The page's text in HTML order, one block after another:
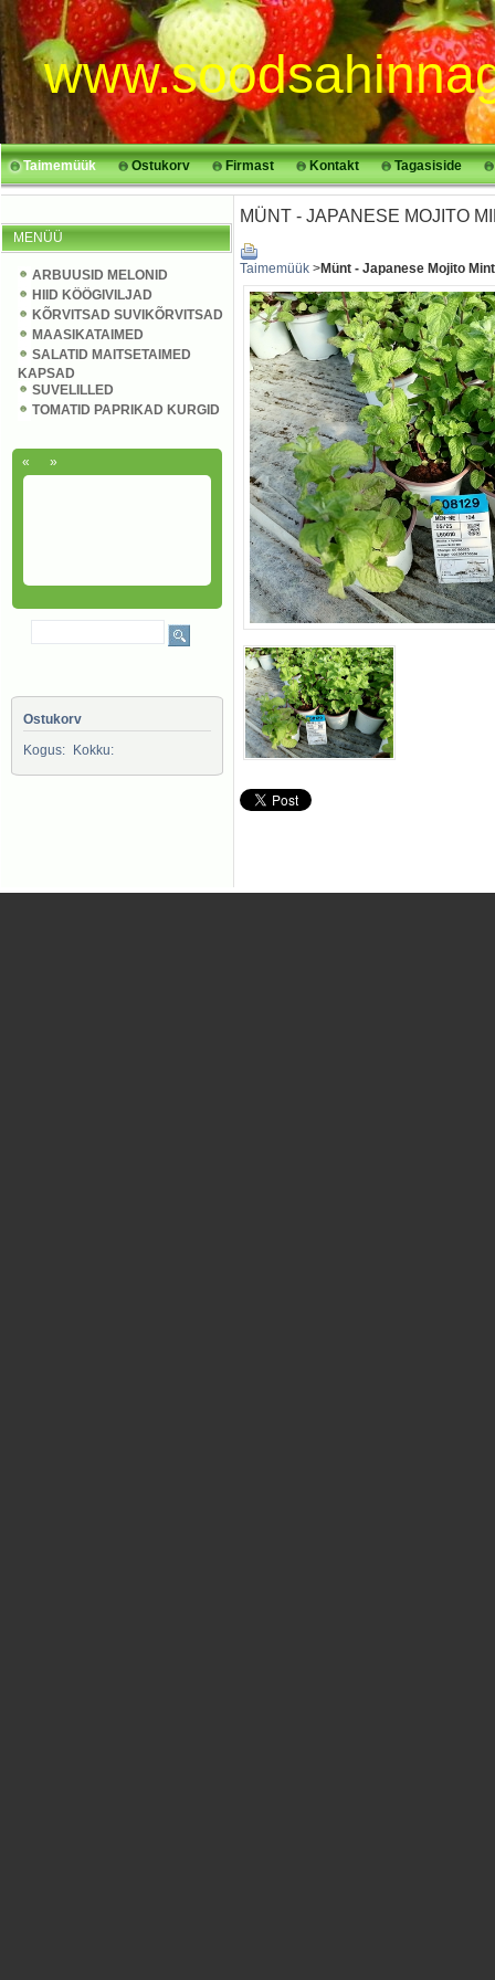
Taimemüük Ostukorv Firmast Kontakt Tagasiside
MENÜÜ
ARBUUSID MELONID
HIID KÖÖGIVILJAD
KÕRVITSAD SUVIKÕRVITSAD
MAASIKATAIMED
SALATID MAITSETAIMED
KAPSAD
SUVELILLED
TOMATID PAPRIKAD KURGID
« »
Ostukorv
Kogus:
Kokku:
MÜNT - JAPANESE MOJITO
Taimemüük >Münt - Japanese Mojito